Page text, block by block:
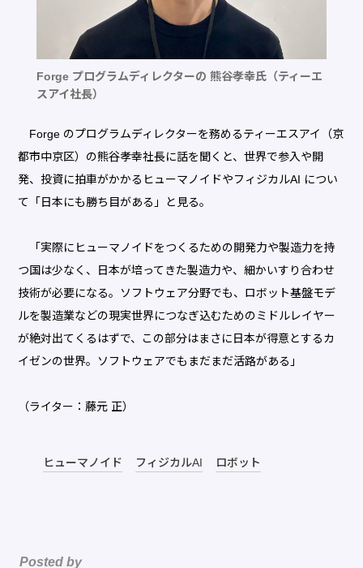
Forge プログラムディレクターの 熊谷孝幸氏（ティーエ
スアイ社長）
Forge のプログラムディレクターを務めるティーエスアイ（京
都市中京区）の熊谷孝幸社長に話を聞くと、世界で参入や開
発、投資に拍車がかかるヒューマノイドやフィジカルAI につい
て「日本にも勝ち目がある」と見る。
「実際にヒューマノイドをつくるための開発力や製造力を持
つ国は少なく、日本が培ってきた製造力や、細かいすり合わせ
技術が必要になる。ソフトウェア分野でも、ロボット基盤モデ
ルを製造業などの現実世界につなぎ込むためのミドルレイヤー
が絶対出てくるはずで、この部分はまさに日本が得意とするカ
イゼンの世界。ソフトウェアでもまだまだ活路がある」
（ライター：藤元 正）
ヒューマノイド フィジカルAI ロボット
Posted by